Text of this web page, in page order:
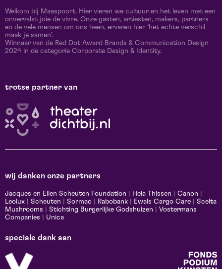
Welkom bij Maaspoort. Hier vieren we cultuur en het leven met een
onvervalst joie de vivre. Onze gasten, artiesten, makers, partners
en de vele mensen om ons heen, ervaren hier ‘het echte verschil
maak je samen’.
Winnaar van de Red Dot Award Brands & Communication Design
2024 in de categorie Corporate Design & Identity.
trotse partner van
wij danken onze partners
Jacques en Ellen Scheuten Foundation Hela Thissen Canon
Leolux
Scheuten Sormac Rabobank Ewals Cargo Care
Scelta
Mushrooms
Stichting Burgerlijke Godshuizen
Vostermans
Companies
Unica
speciale dank aan